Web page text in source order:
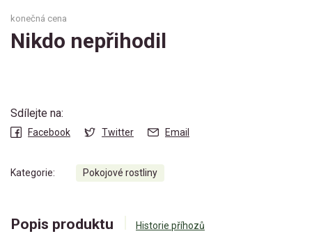
konečná cena
Nikdo nepřihodil
Sdílejte na:
Facebook Twitter Email
Kategorie: Pokojové rostliny
Popis produktu Historie příhozů